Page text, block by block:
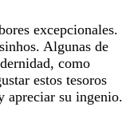
excepcionales.
Algunas de
como
estos tesoros
apreciar su ingenio.